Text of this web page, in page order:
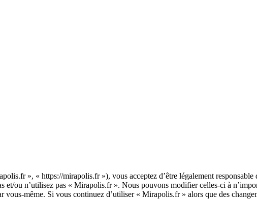
», « https://mirapolis.fr »), vous acceptez d’être légalement responsable
et/ou n’utilisez pas « Mirapolis.fr ». Nous pouvons modifier celles-ci à
même. Si vous continuez d’utiliser « Mirapolis.fr » alors que des